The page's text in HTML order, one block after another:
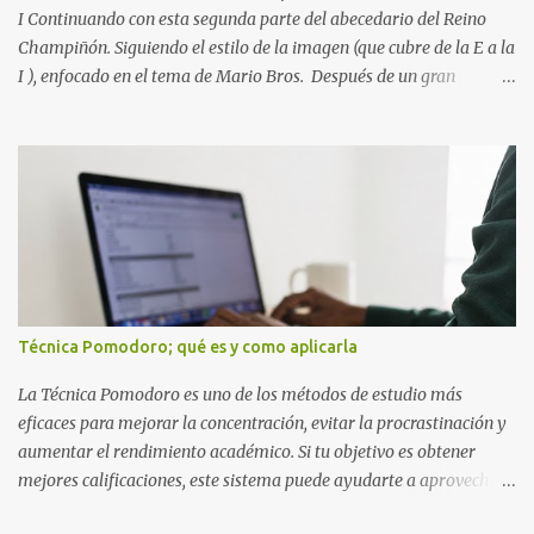
detectas y corrige...
I Continuando con esta segunda parte del abecedario del Reino
Champiñón. Siguiendo el estilo de la imagen (que cubre de la E a la
I ), enfocado en el tema de Mario Bros. Después de un gran
detalladamente en la siguiente imagen, donde hemos unificados
las 5 letras en una sola imagen. Letras individuales para descargar
Letra E color azul Letra F color rojo Letra G color Verde Letra H
Letra I Estas letras no solo destacan por sus colores vibrantes y su
diseño geométrico inspirado en el Reino Champiñón, sino que
también representan elementos clave de la saga: · E de Estrella :
El ítem que nos da la invencibilidad necesaria para atravesar
cualquier obstáculo. · ...
Técnica Pomodoro; qué es y como aplicarla
La Técnica Pomodoro es uno de los métodos de estudio más
eficaces para mejorar la concentración, evitar la procrastinación y
aumentar el rendimiento académico. Si tu objetivo es obtener
mejores calificaciones, este sistema puede ayudarte a aprovechar